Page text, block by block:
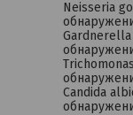
Neisseria
Gardnerella
Candida